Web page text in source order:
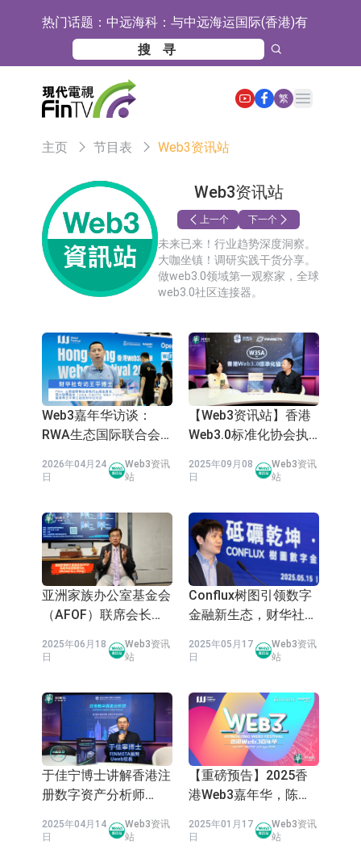
热门话题： 中远海科：与中远海运国际(香港)有
限公司正在开展增资对价的支付
新莱应材：受益于半导体国产替代提
速及国内晶圆厂扩产 公司泛半导体全
产品线新签订单向好
【异动股】港股跌幅榜前十，智傲控
股(08282.HK)跌16.39%，中国智能健
康(00348.HK)跌14.81%
【异动股】港股涨幅榜前十，帝国科
技集团股权(02993.HK)涨+140.00%，
拿森科技(02261.HK)涨+77.54%
深交所：鑫元中证电池主题交易型开
放式指数证券投资基金8月12日上市
交易
通天酒业(00389.HK)停牌
深交所：晶合集成(02249.HK)获调入
港股通标的证券名单
和光智成完成天使轮数千万融资
10年期港元特区政府机构债券将于
2026年8月12日透过重开进行投标
1年期港元隔夜平均指数挂钩债券将
于2026年8月12日进行投标
香港证监会就中国糖果前高管的失当
行为取得13年取消资格令
【异动股】港股跌幅榜前十，融信中
国(03301.HK)跌38.98%，德信服务集
团(02215.HK)跌35.71%
【异动股】港股涨幅榜前十，生物系
统工程股权(02902.HK)涨+218.75%，
地纬智能：暂未开展对外的语料商业
PCB、电子元器件等电子及机械产业
链一站式研发智造服务
工信部：鼓励民爆企业依法依规实施
重组整合
工信部：到2030年形成3-5家具有较
强国际运营能力的大型民爆企业集团
【异动股】焦炭Ⅲ板块下挫，陕西黑
猫(601015.CN)跌8.38%
【异动股】医疗研发外包板块拉升，
繁
Open main menu
主页 节目表 Web3资讯站
Web3资讯站
上一个 下一个
未来已来！行业趋势深度洞察。
大咖坐镇！调研实践干货分享。
做web3.0领域第一观察家，全球
web3.0社区连接器。
Web3嘉年华访谈：
RWA生态国际联合会
2026年04月24
日
Web3资讯
站
【Web3资讯站】香港
Web3.0标准化协会执
RWA标准制定
2025年09月08
日
Web3资讯
站
亚洲家族办公室基金会
（AFOF）联席会长黄
股100强推动家办行业
2025年06月18
日
Web3资讯
站
Conflux树图引领数字
金融新生态，财华社专
路
2025年05月17
日
Web3资讯
站
于佳宁博士讲解香港注
册数字资产分析师
2025年04月14
日
Web3资讯
站
【重磅预告】2025香
港Web3嘉年华，陈茂
席！
2025年01月17
日
Web3资讯
站